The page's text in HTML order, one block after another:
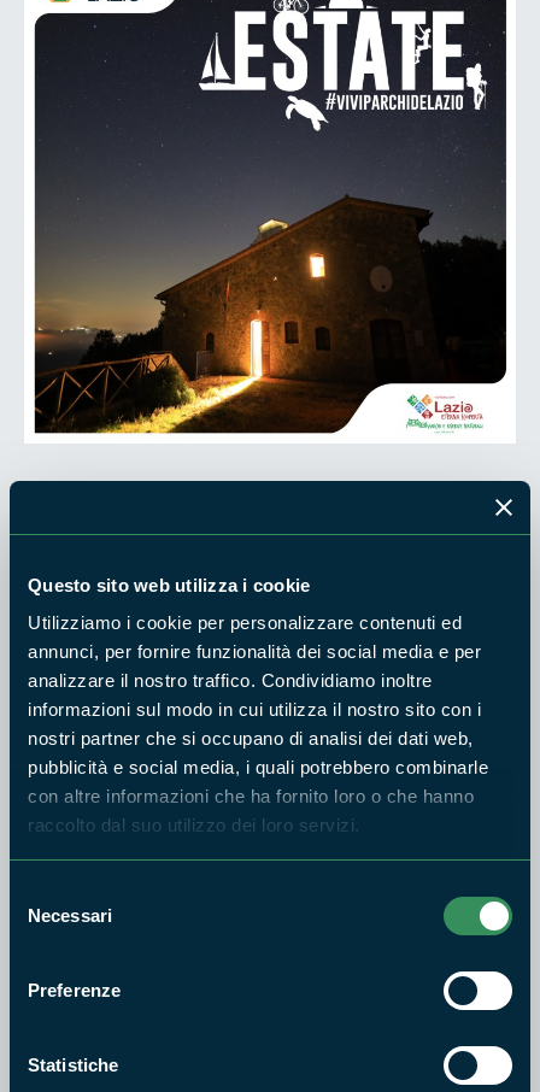
Questo sito web utilizza i cookie
Utilizziamo i cookie per personalizzare contenuti ed
annunci, per fornire funzionalità dei social media e per
analizzare il nostro traffico. Condividiamo inoltre
informazioni sul modo in cui utilizza il nostro sito con i
nostri partner che si occupano di analisi dei dati web,
pubblicità e social media, i quali potrebbero combinarle
con altre informazioni che ha fornito loro o che hanno
raccolto dal suo utilizzo dei loro servizi.
delNecessari
Preferenze
Statistiche
L’appuntamento sarà alle ore 19.00 direttamente in
viaggio dal centro abitato di Acquapendente alle ore 18:20 in
punto.
La serata inizierà con l'osservazione del Sole al telescopio,
seguirà un viaggio nel Sistema Solare in scala con
presentazione in sala multimediale, quindi lezione al
planetario ed infine osservazioni notturne al telescopio ed al
microscopio.
È necessario dotarsi di scarpe comode, acqua da bere, cena al